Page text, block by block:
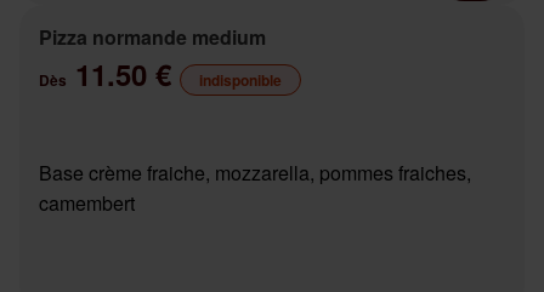
Pizza normande medium
Dès 11.50 € indisponible
Base crème fraiche, mozzarella, pommes fraiches,
camembert